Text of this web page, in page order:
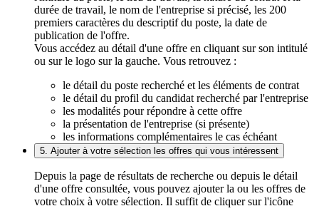
durée de travail, le nom de l'entreprise si précisé, les 200
premiers caractères du descriptif du poste, la date de
publication de l'offre.
Vous accédez au détail d'une offre en cliquant sur son intitulé
ou sur le logo sur la gauche. Vous retrouvez :
le détail du poste recherché et les éléments de contrat
le détail du profil du candidat recherché par l'entreprise
les modalités pour répondre à cette offre
la présentation de l'entreprise (si présente)
les informations complémentaires le cas échéant
5. Ajouter à votre sélection les offres qui vous intéressent
Depuis la page de résultats de recherche ou depuis le détail
d'une offre consultée, vous pouvez ajouter la ou les offres de
votre choix à votre sélection. Il suffit de cliquer sur l'icône